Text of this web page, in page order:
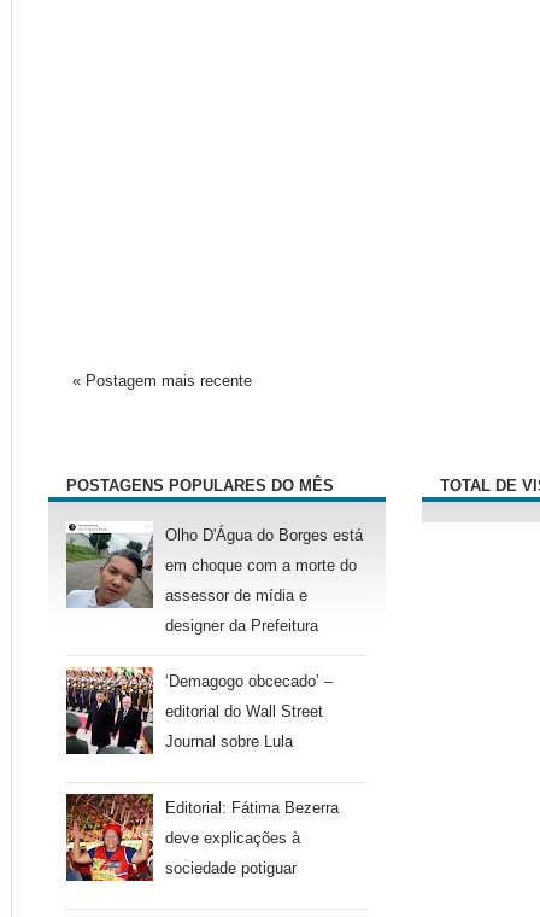
« Postagem mais recente
POSTAGENS POPULARES DO MÊS
Olho D'Água do Borges está
em choque com a morte do
assessor de mídia e
designer da Prefeitura
‘Demagogo obcecado’ –
editorial do Wall Street
Journal sobre Lula
Editorial: Fátima Bezerra
deve explicações à
sociedade potiguar
TOTAL DE